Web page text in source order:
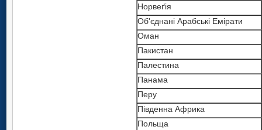
Норвеґія
Oб'єднані Арабські Емірати
Оман
Пакистан
Палестина
Панама
Перу
Південна Африка
Польща